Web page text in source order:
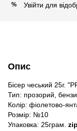
% Увійти для
Опис
Бісер чеський 25г.
Тип: прозорий,
Колір: фіолетово-
Розмір: №10
Упаковка: 25грам.